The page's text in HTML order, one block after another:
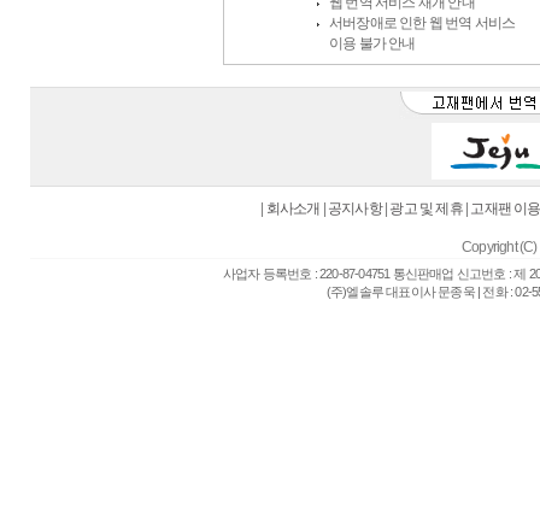
서버장애로 인한 웹 번역 서비스
이용 불가 안내
회사소개 공지사항| 광고 및 제휴| 고재팬 이
Copyright (C)
사업자 등록번호 : 220-87-04751 통신판매업 신고번호 : 제
(주)엘솔루 대표이사 문종욱 | 전화 : 02-